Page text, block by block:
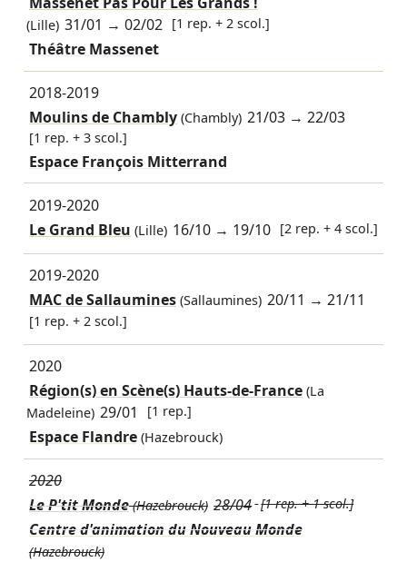
(Lille) 31/01 →02/02 [1 rep. + 2 scol.]
Théâtre Massenet
2018-2019
Moulins de Chambly(Chambly) 21/03 →22/03
[1 rep. + 3 scol.]
Espace François Mitterrand
2019-2020
Le Grand Bleu (Lille) 16/10 → 19/10 [2 rep. + 4 scol.]
2019-2020
MAC de Sallaumines(Sallaumines) 20/11 →21/11
[1 rep. + 2 scol.]
2020
Région(s) en Scène(s) Hauts-de-France(La
Madeleine) 29/01 [1 rep.]
Espace Flandre (Hazebrouck)
2020
Le P'tit Monde(Hazebrouck) 28/04 [1 rep. + 1 scol.]
Centre d'animation du Nouveau Monde
(Hazebrouck)